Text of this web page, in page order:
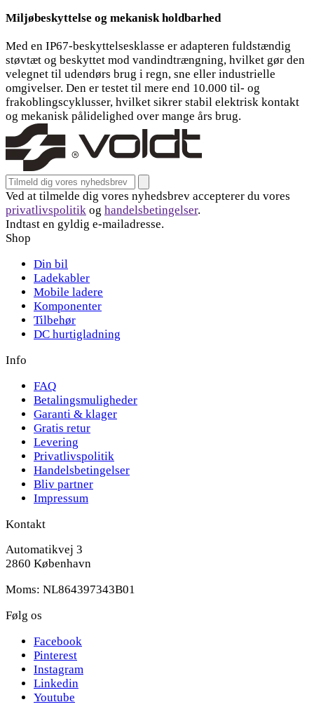
Miljøbeskyttelse og mekanisk holdbarhed
Med en IP67-beskyttelsesklasse er adapteren fuldstændig
støvtæt og beskyttet mod vandindtrængning, hvilket gør den
velegnet til udendørs brug i regn, sne eller industrielle
omgivelser. Den er testet til mere end 10.000 til- og
frakoblingscyklusser, hvilket sikrer stabil elektrisk kontakt
og mekanisk pålidelighed over mange års brug.
Email address for newsletter
Ved at tilmelde dig vores nyhedsbrev accepterer du vores
privatlivspolitik og handelsbetingelser.
Indtast en gyldig e-mailadresse.
Shop
Din bil
Ladekabler
Mobile ladere
Komponenter
Tilbehør
DC hurtigladning
Info
FAQ
Betalingsmuligheder
Garanti & klager
Gratis retur
Levering
Privatlivspolitik
Handelsbetingelser
Bliv partner
Impressum
Kontakt
Automatikvej 3
2860 København
Moms: NL864397343B01
Følg os
Facebook
Pinterest
Instagram
Linkedin
Youtube